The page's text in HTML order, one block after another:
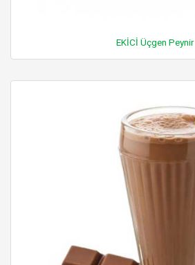
EKİCİ Üçgen Peynir